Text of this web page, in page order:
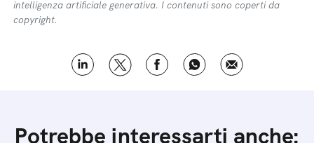
intelligenza artificiale generativa. I contenuti sono coperti da
copyright.
Potrebbe interessarti anche: